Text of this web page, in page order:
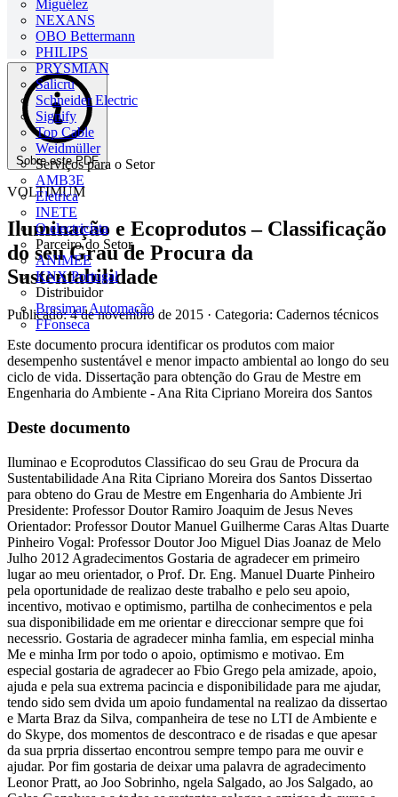
Miguélez
NEXANS
OBO Bettermann
PHILIPS
PRYSMIAN
Salicru
Schneider Electric
Signify
Top Cable
Weidmüller
Serviços para o Setor
AMB3E
Eletrica
INETE
O electricista
Parceiro do Setor
ANIMEE
KNX Portugal
Distribuidor
Bresimar Automação
FFonseca
Sobre este PDF
VOLTIMUM
Iluminação e Ecoprodutos – Classificação
do seu Grau de Procura da
Sustentabilidade
Publicado: 4 de novembro de 2015 · Categoria: Cadernos técnicos
Este documento procura identificar os produtos com maior
desempenho sustentável e menor impacto ambiental ao longo do seu
ciclo de vida. Dissertação para obtenção do Grau de Mestre em
Engenharia do Ambiente - Ana Rita Cipriano Moreira dos Santos
Deste documento
Iluminao e Ecoprodutos Classificao do seu Grau de Procura da
Sustentabilidade Ana Rita Cipriano Moreira dos Santos Dissertao
para obteno do Grau de Mestre em Engenharia do Ambiente Jri
Presidente: Professor Doutor Ramiro Joaquim de Jesus Neves
Orientador: Professor Doutor Manuel Guilherme Caras Altas Duarte
Pinheiro Vogal: Professor Doutor Joo Miguel Dias Joanaz de Melo
Julho 2012 Agradecimentos Gostaria de agradecer em primeiro
lugar ao meu orientador, o Prof. Dr. Eng. Manuel Duarte Pinheiro
pela oportunidade de realizao deste trabalho e pelo seu apoio,
incentivo, motivao e optimismo, partilha de conhecimentos e pela
sua disponibilidade em me orientar e direccionar sempre que foi
necessrio. Gostaria de agradecer minha famlia, em especial minha
Me e minha Irm por todo o apoio, optimismo e motivao. Em
especial gostaria de agradecer ao Fbio Grego pela amizade, apoio,
ajuda e pela sua extrema pacincia e disponibilidade para me ajudar,
tendo sido sem dvida um apoio fundamental na realizao da dissertao
e Marta Braz da Silva, companheira de tese no LTI de Ambiente e
do Skype, dos momentos de descontraco e de risadas e que apesar
da sua prpria dissertao encontrou sempre tempo para me ouvir e
ajudar. Por fim gostaria de deixar uma palavra de agradecimento
Leonor Pratt, ao Joo Sobrinho, ngela Salgado, ao Jos Salgado, ao